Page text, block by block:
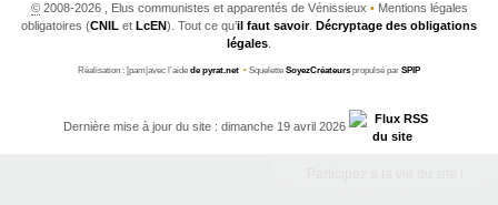
©2008-2026 , Elus communistes et apparentés de Vénissieux •Mentions légales
obligatoires (CNIL et LcEN). Tout ce qu’il faut savoir. Décryptage des obligations
légales
Réalisation : [pam|avec l’aide de pyrat.net • Squelette SoyezCréateurs propulsé par SPIP
Dernière mise à jour du site : dimanche 19 avril 2026